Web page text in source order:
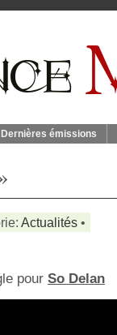
Dernières émissions
Actualités •
pour So Delan